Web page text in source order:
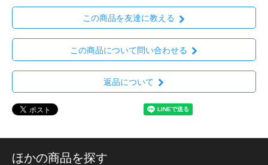
この商品を友達に教える
この商品について問い合わせる
返品について
ほかの商品を探す